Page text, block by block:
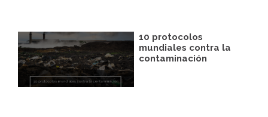
10 protocolos
mundiales contra la
contaminación